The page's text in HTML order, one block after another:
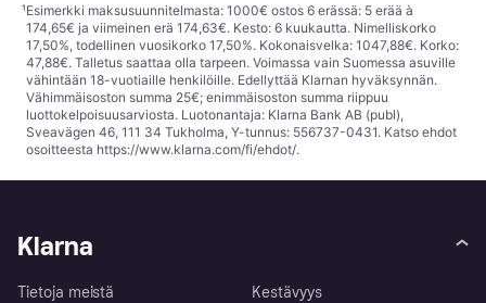
¹Esimerkki maksusuunnitelmasta: 1000€ ostos 6 erässä: 5 erää à
174,65€ ja viimeinen erä 174,63€. Kesto: 6 kuukautta. Nimelliskorko
17,50%, todellinen vuosikorko 17,50%. Kokonaisvelka: 1047,88€. Korko:
47,88€. Talletus saattaa olla tarpeen. Voimassa vain Suomessa asuville
vähintään 18-vuotiaille henkilöille. Edellyttää Klarnan hyväksynnän.
Vähimmäisoston summa 25€; enimmäisoston summa riippuu
luottokelpoisuusarviosta. Luotonantaja: Klarna Bank AB (publ),
Sveavägen 46, 111 34 Tukholma, Y-tunnus: 556737-0431. Katso ehdot
osoitteesta https://www.klarna.com/fi/ehdot/.
Klarna
Tietoja meistä
Kestävyys